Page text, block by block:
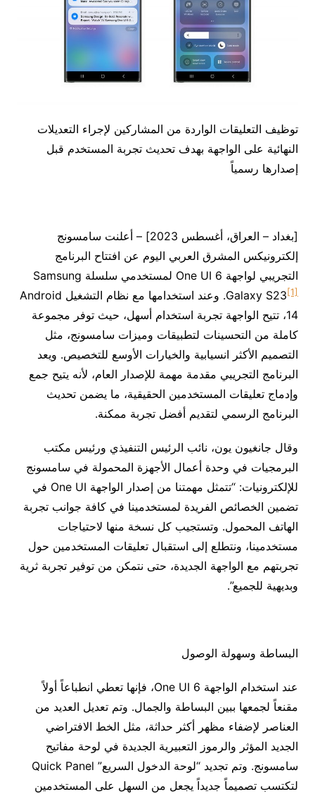
توظيف التعليقات الواردة من المشاركين لإجراء التعديلات
النهائية على الواجهة بهدف تحديث تجربة المستخدم قبل
إصدارها رسمياً
[بغداد – العراق، أغسطس 2023] – أعلنت سامسونج
إلكترونيكس المشرق العربي اليوم عن افتتاح البرنامج
التجريبي لواجهة One UI 6 لمستخدمي سلسلة Samsung
Galaxy S23 [1]
. وعند استخدامها مع نظام التشغيل Android
14، تتيح الواجهة تجربة استخدام أسهل، حيث توفر مجموعة
كاملة من التحسينات لتطبيقات وميزات سامسونج، مثل
التصميم الأكثر انسيابية والخيارات الأوسع للتخصيص. ويعد
البرنامج التجريبي مقدمة مهمة للإصدار العام، لأنه يتيح جمع
وإدماج تعليقات المستخدمين الحقيقية، ما يضمن تحديث
البرنامج الرسمي لتقديم أفضل تجربة ممكنة.
وقال جانغيون يون، نائب الرئيس التنفيذي ورئيس مكتب
البرمجيات في وحدة أعمال الأجهزة المحمولة في سامسونج
للإلكترونيات: “تتمثل مهمتنا من إصدار الواجهة One UI في
تضمين الخصائص الفريدة لمستخدمينا في كافة جوانب تجربة
الهاتف المحمول. وتستجيب كل نسخة منها لاحتياجات
مستخدمينا، ونتطلع إلى استقبال تعليقات المستخدمين حول
تجربتهم مع الواجهة الجديدة، حتى نتمكن من توفير تجربة ثرية
وبديهية للجميع”.
البساطة وسهولة الوصول
عند استخدام الواجهة One UI 6، فإنها تعطي انطباعاً أولاً
مقنعاً لجمعها ببين البساطة والجمال. وتم تعديل العديد من
العناصر لإضفاء مظهر أكثر حداثة، مثل الخط الافتراضي
الجديد المؤثر والرموز التعبيرية الجديدة في لوحة مفاتيح
سامسونج. وتم تجديد “لوحة الدخول السريع” Quick Panel
لتكتسب تصميماً جديداً يجعل من السهل على المستخدمين